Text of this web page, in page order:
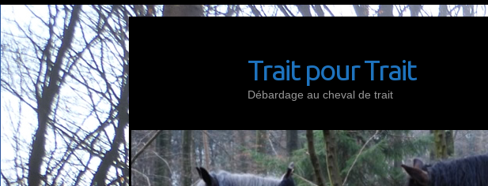
Doorgaan
naar
inhoud
Trait pour Trait
Débardage au cheval de trait